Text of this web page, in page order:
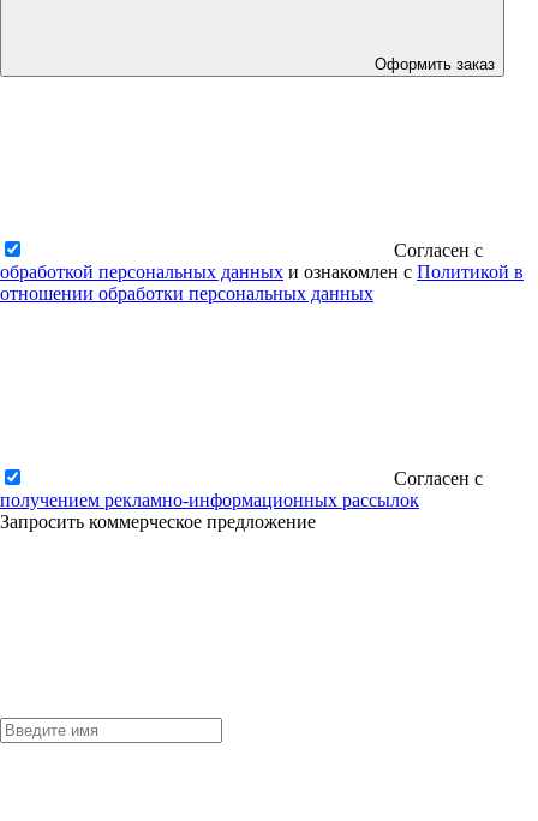
Оформить заказ
Согласен с
обработкой персональных данных и ознакомлен с Политикой в
отношении обработки персональных данных
Согласен с
получением рекламно-информационных рассылок
Запросить коммерческое предложение